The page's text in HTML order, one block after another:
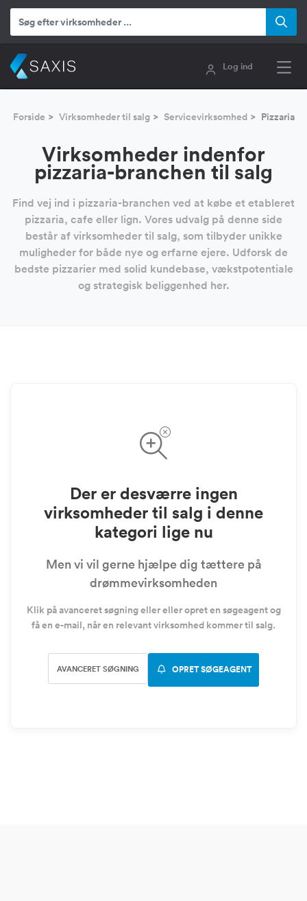
Log ind
Forside Virksomheder til salg Servicevirksomhed Pizzaria
Virksomheder indenfor
pizzaria-branchen til salg
Find vej ind i pizzaria-branchen ved at købe et etableret
pizzaria, cafe eller lign. Vores udvalg på denne side
består af virksomheder til salg, som tilbyder unikke
muligheder for både nye og erfarne ejere. Udforsk de
bedste pizzarier med solid kundebase, vækstpotentiale
og strategisk beliggenhed her.
Der er desværre ingen
virksomheder til salg i denne
kategori lige nu
Men vi vil gerne hjælpe dig tættere på
drømmevirksomheden
Klik på avanceret søgning eller eller opret en søgeagent og
få en e-mail, når en relevant virksomhed kommer til salg.
AVANCERET SØGNING OPRET SØGEAGENT